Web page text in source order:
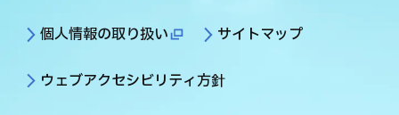
個人情報の取り扱い サイトマップ
ウェブアクセシビリティ方針